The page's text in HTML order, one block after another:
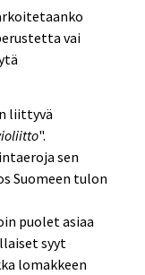
vai
liittyvä
".
sen
Suomeen tulon
puolet asiaa
syyt
lomakkeen